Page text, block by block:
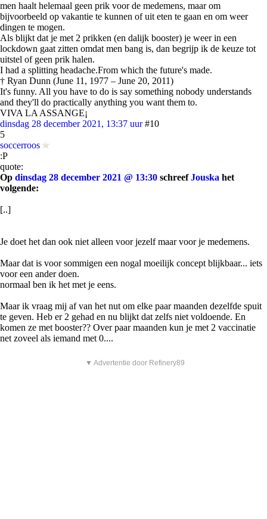
men haalt helemaal geen prik voor de medemens, maar om
bijvoorbeeld op vakantie te kunnen of uit eten te gaan en om weer
dingen te mogen.
Als blijkt dat je met 2 prikken (en dalijk booster) je weer in een
lockdown gaat zitten omdat men bang is, dan begrijp ik de keuze tot
uitstel of geen prik halen.
I had a splitting headache.From which the future's made.
† Ryan Dunn (June 11, 1977 – June 20, 2011)
It's funny. All you have to do is say something nobody understands
and they'll do practically anything you want them to.
VIVA LA ASSANGE¡
dinsdag 28 december 2021, 13:37 uur #10
5
soccerroos
:P
quote:
Op dinsdag 28 december 2021 @ 13:30 schreefJouska het
volgende:
[..]
Je doet het dan ook niet alleen voor jezelf maar voor je medemens.
Maar dat is voor sommigen een nogal moeilijk concept blijkbaar... iets
voor een ander doen.
normaal ben ik het met je eens.
Maar ik vraag mij af van het nut om elke paar maanden dezelfde spuit
te geven. Heb er 2 gehad en nu blijkt dat zelfs niet voldoende. En
komen ze met booster?? Over paar maanden kun je met 2 vaccinatie
net zoveel als iemand met 0....
▼ Advertentie door Refinery89